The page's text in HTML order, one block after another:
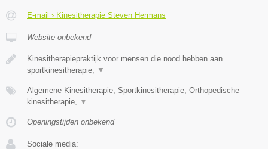
E-mail › Kinesitherapie Steven Hermans
Website onbekend
Kinesitherapiepraktijk voor mensen die nood hebben aan
sportkinesitherapie,
▼
Algemene Kinesitherapie, Sportkinesitherapie, Orthopedische
kinesitherapie,
▼
Openingstijden onbekend
Sociale media: